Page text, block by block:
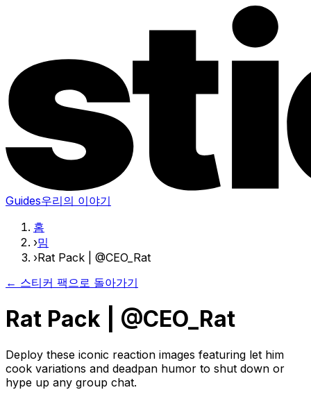
Guides우리의 이야기
홈
›밈
›Rat Pack | @CEO_Rat
← 스티커 팩으로 돌아가기
Rat Pack | @CEO_Rat
Deploy these iconic reaction images featuring let him
cook variations and deadpan humor to shut down or
hype up any group chat.